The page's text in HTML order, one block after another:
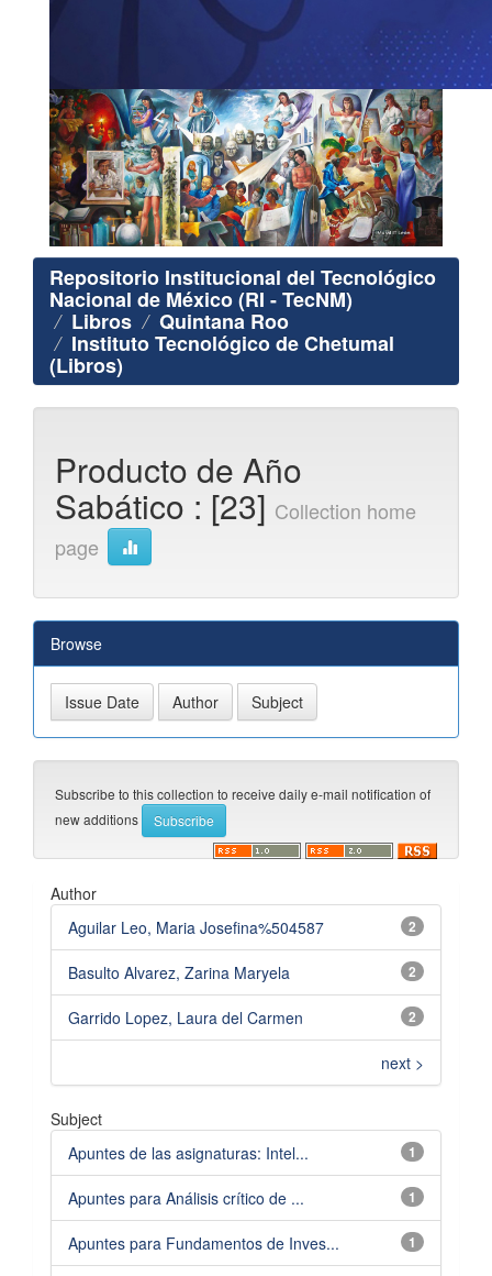
Repositorio Institucional del Tecnológico
Nacional de México (RI - TecNM)
Libros Quintana Roo
Instituto Tecnológico de Chetumal
(Libros)
Producto de Año
Sabático : [23] Collection home
page
Browse
Subscribe to this collection to receive daily e-mail notification of
new additions
Author
2
Aguilar Leo, Maria Josefina%504587
2
Basulto Alvarez, Zarina Maryela
2
Garrido Lopez, Laura del Carmen
next >
Subject
1
Apuntes de las asignaturas: Intel...
1
Apuntes para Análisis crítico de ...
1
Apuntes para Fundamentos de Inves...